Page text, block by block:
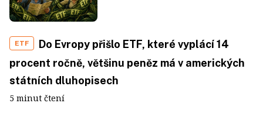
ETF
Do Evropy přišlo ETF, které vyplácí 14
procent ročně, většinu peněz má v amerických
státních dluhopisech
5 minut čtení